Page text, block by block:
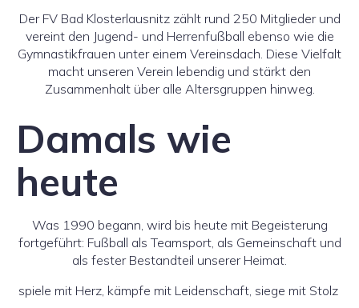
Der FV Bad Klosterlausnitz zählt rund 250 Mitglieder und
vereint den Jugend- und Herrenfußball ebenso wie die
Gymnastikfrauen unter einem Vereinsdach. Diese Vielfalt
macht unseren Verein lebendig und stärkt den
Zusammenhalt über alle Altersgruppen hinweg.
Damals wie
heute
Was 1990 begann, wird bis heute mit Begeisterung
fortgeführt: Fußball als Teamsport, als Gemeinschaft und
als fester Bestandteil unserer Heimat.
spiele mit Herz, kämpfe mit Leidenschaft, siege mit Stolz